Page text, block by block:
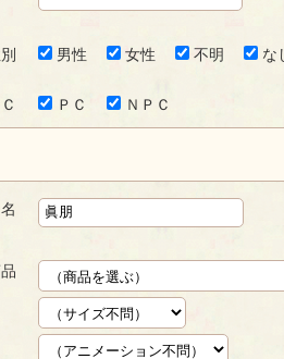
男性 女性 不明 な
ＰＣ ＮＰＣ